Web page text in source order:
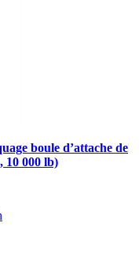
boule d’attache de
10 000 lb)